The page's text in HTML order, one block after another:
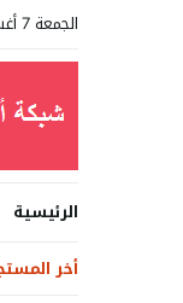
الجمعة 7 أغسطس 2026 - 16:25 مساءً
الرئيسية
أخر